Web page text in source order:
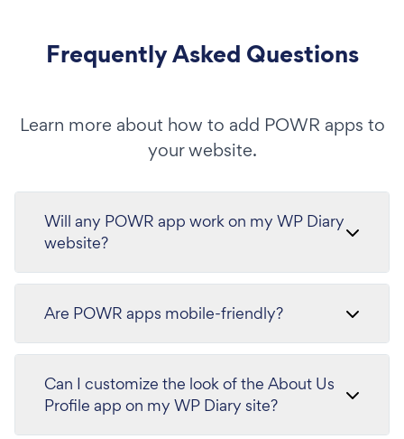
Frequently Asked Questions
Learn more about how to add POWR apps to
your website.
Will any POWR app work on my WP Diary
website?
Are POWR apps mobile-friendly?
Can I customize the look of the About Us
Profile app on my WP Diary site?